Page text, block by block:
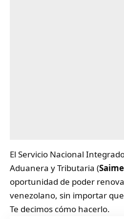
El Servicio Nacional
Aduanera y Tributaria (Saime
oportunidad de poder
venezolano, sin importar
Te decimos cómo hacerlo.